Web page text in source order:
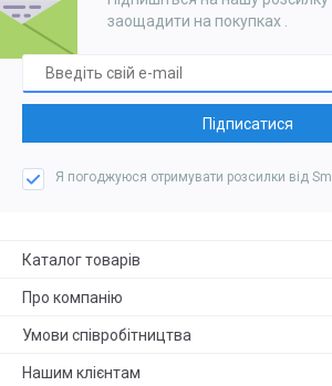
заощадити на покупках
Підписатися
Я погоджуюся отримувати розсилки від
Каталог товарів
Про компанію
Умови співробітництва
Нашим клієнтам